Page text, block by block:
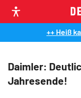
++ Heiß
Daimler:
Jahresende!